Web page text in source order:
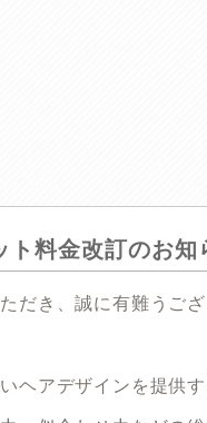
ト料金改訂のお知
だき、誠に有難うござ
ヘアデザインを提供